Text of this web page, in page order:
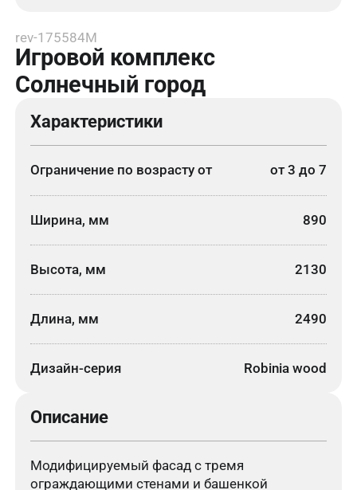
rev-175584М
Игровой комплекс
Солнечный город
Характеристики
Ограничение по возрасту от от 3 до 7
Ширина, мм 890
Высота, мм 2130
Длина, мм 2490
Дизайн-серия Robinia wood
Описание
Модифицируемый фасад с тремя
ограждающими стенами и башенкой